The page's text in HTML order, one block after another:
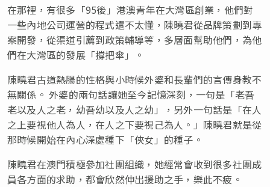
在那裡，有很多 「95後 」 港澳青年在大灣區創業，他們對
一些內地公司運營的程式還不太懂，陳曉君從品牌策劃到專
案開發，從渠道引薦到政策輔導等，多層面幫助他們，為他
們在大灣區的發展「撐把傘 」
。
陳曉君古道熱腸的性格與小時候外婆和長輩們的言傳身教不
無關係。 外婆的兩句話讓她至今記憶深刻，一句是 「老吾
老以及人之老，幼吾幼以及人之幼 」 ，另外一句話是 「在人
之上要視他人為人，在人之下要視己為人。 」 陳曉君就是從
那時候開始在內心深處種下 「俠女 」 的種子。
陳曉君在澳門積極參加社團組織，她經常會收到很多社團成
員各方面的求助，都會欣然伸出援助之手，樂此不疲。